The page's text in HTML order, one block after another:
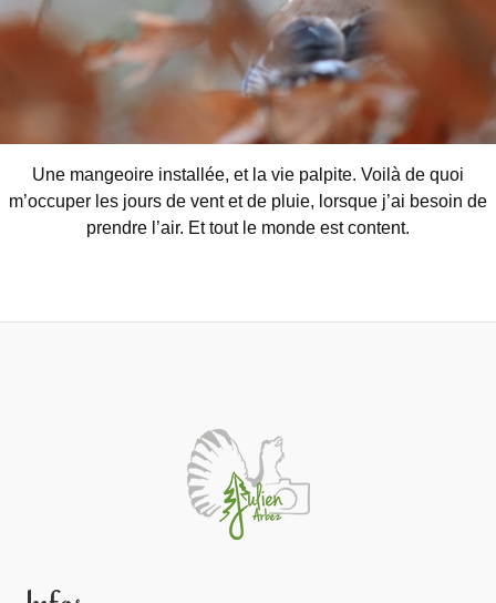
Une mangeoire installée, et la vie palpite. Voilà de quoi
m’occuper les jours de vent et de pluie, lorsque j’ai besoin de
prendre l’air. Et tout le monde est content.